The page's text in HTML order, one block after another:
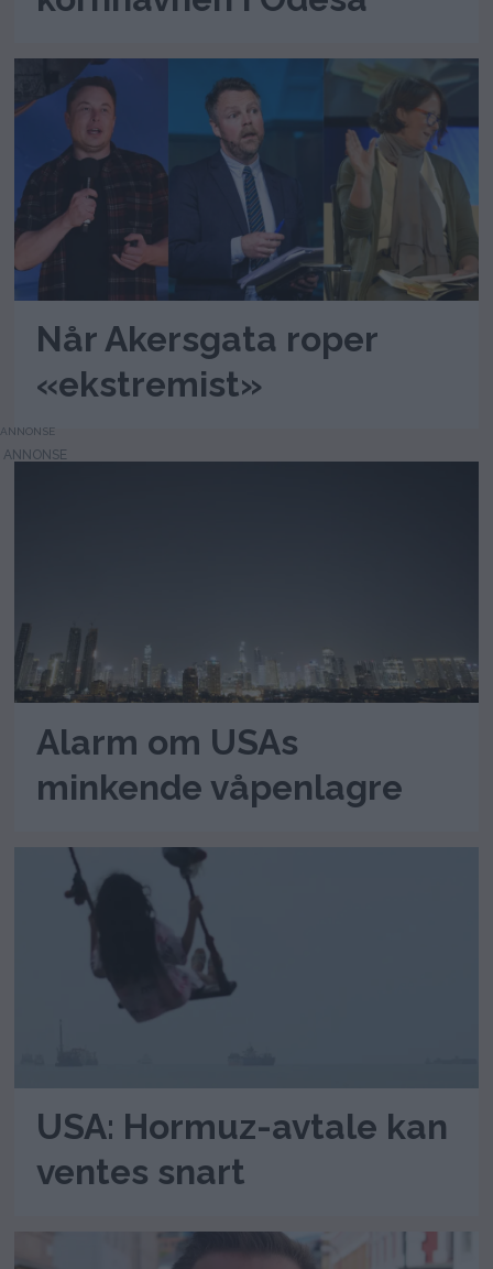
Når Akersgata roper
«ekstremist»
ANNONSE
Alarm om USAs
minkende våpenlagre
USA: Hormuz-avtale kan
ventes snart